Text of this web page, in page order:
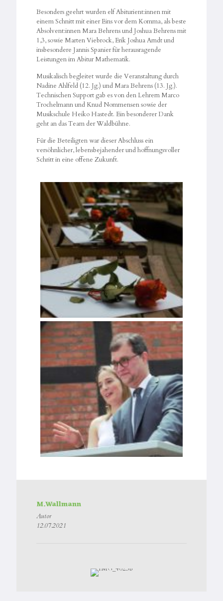
Besonders geehrt wurden elf Abiturient:innen mit
einem Schnitt mit einer Eins vor dem Komma, als beste
Absolvent:innen Mara Behrens und Joshua Behrens mit
1,3, sowie Marten Viebrock, Erik Joshua Arndt und
insbesondere Jannis Spanier für herausragende
Leistungen im Abitur Mathematik.
Musikalisch begleitet wurde die Veranstaltung durch
Nadine Ahlfeld (12. Jg.) und Mara Behrens (13. Jg.).
Technischen Support gab es von den Lehrern Marco
Trochelmann und Knud Nommensen sowie der
Musikschule Heiko Hastedt. Ein besonderer Dank
geht an das Team der Waldbühne.
Für die Beteiligten war dieser Abschluss ein
versöhnlicher, lebensbejahender und hoffnungsvoller
Schritt in eine offene Zukunft.
M.Wallmann
Autor
12.07.2021